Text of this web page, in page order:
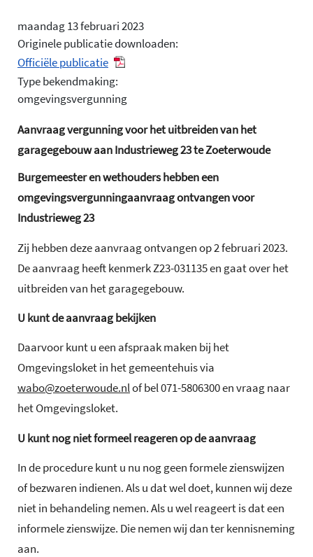
maandag 13 februari 2023
Originele publicatie downloaden:
Officiële publicatie
Type bekendmaking:
omgevingsvergunning
Aanvraag vergunning voor het uitbreiden van het
garagegebouw aan Industrieweg 23 te Zoeterwoude
Burgemeester en wethouders hebben een
omgevingsvergunningaanvraag ontvangen voor
Industrieweg 23
Zij hebben deze aanvraag ontvangen op 2 februari 2023.
De aanvraag heeft kenmerk Z23-031135 en gaat over het
uitbreiden van het garagegebouw.
U kunt de aanvraag bekijken
Daarvoor kunt u een afspraak maken bij het
Omgevingsloket in het gemeentehuis via
wabo@zoeterwoude.nlof bel 071-5806300 en vraag naar
het Omgevingsloket.
U kunt nog niet formeel reageren op de aanvraag
In de procedure kunt u nu nog geen formele zienswijzen
of bezwaren indienen. Als u dat wel doet, kunnen wij deze
niet in behandeling nemen. Als u wel reageert is dat een
informele zienswijze. Die nemen wij dan ter kennisneming
aan.